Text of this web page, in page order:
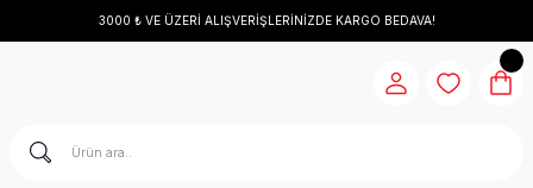
3000 ₺ VE ÜZERİ ALIŞVERİŞLERİNİZDE KARGO BEDAVA!